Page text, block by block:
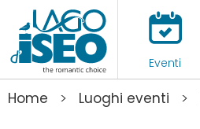
Eventi
Home > Luoghi eventi >